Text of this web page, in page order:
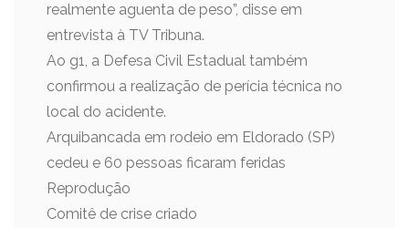
realmente aguenta de peso”, disse em
entrevista à TV Tribuna.
Ao g1, a Defesa Civil Estadual também
confirmou a realização de perícia técnica no
local do acidente.
Arquibancada em rodeio em Eldorado (SP)
cedeu e 60 pessoas ficaram feridas
Reprodução
Comitê de crise criado